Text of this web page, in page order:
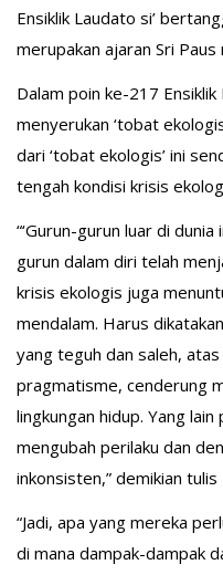
Ensiklik Laudato si’
merupakan ajaran Sri
Dalam poin ke-217 Ensiklik
menyerukan ‘tobat
dari ‘tobat ekologis’ ini
tengah kondisi krisis
“‘Gurun-gurun luar di
gurun dalam diri telah
krisis ekologis juga
mendalam. Harus
yang teguh dan saleh,
pragmatisme, cenderung
lingkungan hidup. Yang
mengubah perilaku dan
inkonsisten,” demikian tulis
“Jadi, apa yang mereka
di mana dampak-dampak